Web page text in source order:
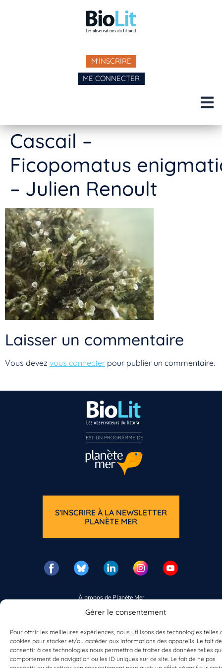
Gérer le consentement
Pour offrir les meilleures expériences, nous utilisons des technologies telles
cookies pour stocker et/ou accéder aux informations des appareils. Le fait de
consentir à ces technologies nous permettra de traiter des données telles
comportement de navigation ou les ID uniques sur ce site. Le fait de ne pas
M'INSCRIRE
ME CONNECTER
Cascail –
Ficopomatus
– Julien Renoult
Laisser un commentaire
Vous devez vous connecter pour publier un commentaire.
À propos de Planète Mer
Vos données d'observation
Résultats du programme
Contacts
Mentions légales
Politique de confidentialité
S'INSCRIRE À LA NEWSLETTER
PLANÈTE MER
Vous n’êtes pas encore inscrit à Biolit ?